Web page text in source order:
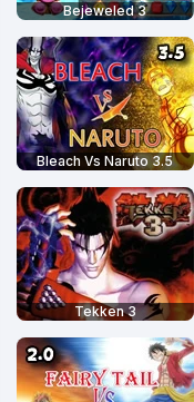
Bejeweled 3
Bleach Vs Naruto 3.5
Tekken 3